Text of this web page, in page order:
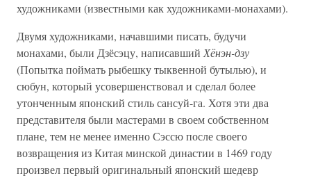
художниками (известными как художниками-монахами).
Двумя художниками, начавшими писать, будучи
монахами, были Дзёсэцу, написавший Хёнэн-дзу
(Попытка поймать рыбешку тыквенной бутылью), и
сюбун, который усовершенствовал и сделал более
утонченным японский стиль сансуй-га. Хотя эти два
представителя были мастерами в своем собственном
плане, тем не менее именно Сэссю после своего
возвращения из Китая минской династии в 1469 году
произвел первый оригинальный японский шедевр